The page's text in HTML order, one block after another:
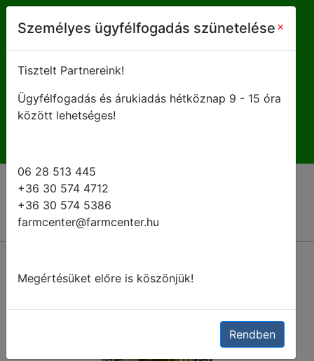
farmcenter@farmcenter.hu
H-P 8 - 16:30
Személyes ügyfélfogadás szünetelése ×
Tisztelt Partnereink!
Ügyfélfogadás és árukiadás hétköznap 9 - 15 óra
között lehetséges!
06 28 513 445
+36 30 574 4712
+36 30 574 5386
farmcenter@farmcenter.hu
Megértésüket előre is köszönjük!
Rendben